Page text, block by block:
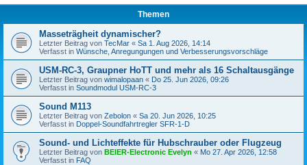
Themen
Masseträgheit dynamischer?
Letzter Beitrag von TecMar « Sa 1. Aug 2026, 14:14
Verfasst in Wünsche, Anregungungen und Verbesserungsvorschläge
USM-RC-3, Graupner HoTT und mehr als 16 Schaltausgänge
Letzter Beitrag von wimalopaan « Do 25. Jun 2026, 09:26
Verfasst in Soundmodul USM-RC-3
Sound M113
Letzter Beitrag von Zebolon « Sa 20. Jun 2026, 10:25
Verfasst in Doppel-Soundfahrtregler SFR-1-D
Sound- und Lichteffekte für Hubschrauber oder Flugzeug
Letzter Beitrag von BEIER-Electronic Evelyn « Mo 27. Apr 2026, 12:58
Verfasst in FAQ